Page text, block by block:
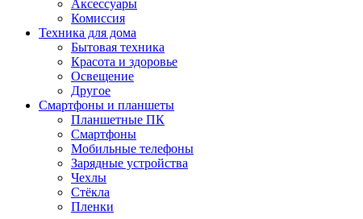
Аксессуары
Комиссия
Техника для дома
Бытовая техника
Красота и здоровье
Освещение
Другое
Смартфоны и планшеты
Планшетные ПК
Смартфоны
Мобильные телефоны
Зарядные устройства
Чехлы
Стёкла
Пленки